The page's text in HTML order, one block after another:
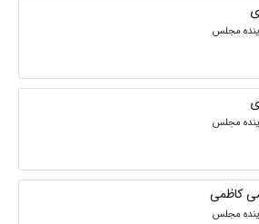
مجلس
مجلس
کاظمی
مجلس